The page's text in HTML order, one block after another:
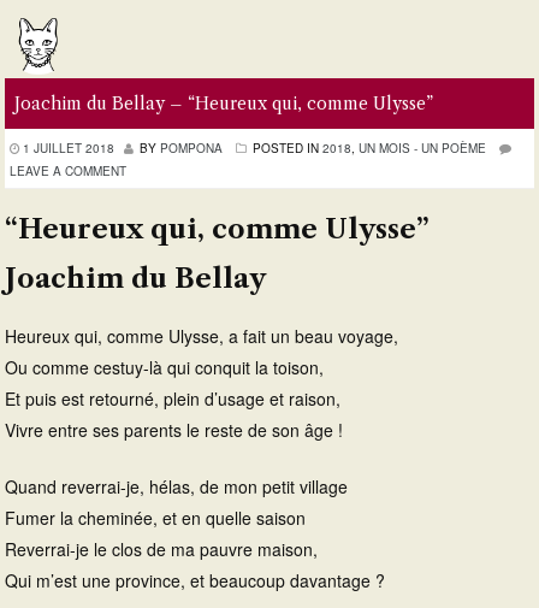
Joachim du Bellay – “Heureux qui, comme Ulysse”
1 JUILLET 2018 BY POMPONA POSTED IN 2018, UN MOIS - UN POÈME
LEAVE A COMMENT
“Heureux qui, comme Ulysse”
Joachim du Bellay
Heureux qui, comme Ulysse, a fait un beau voyage,
Ou comme cestuy-là qui conquit la toison,
Et puis est retourné, plein d’usage et raison,
Vivre entre ses parents le reste de son âge !
Quand reverrai-je, hélas, de mon petit village
Fumer la cheminée, et en quelle saison
Reverrai-je le clos de ma pauvre maison,
Qui m’est une province, et beaucoup davantage ?